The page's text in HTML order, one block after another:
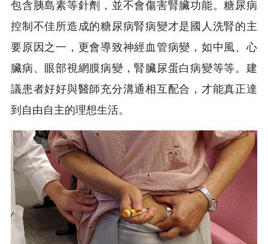
包含胰島素等針劑，並不會傷害腎臟功能。糖尿病
控制不佳所造成的糖尿病腎病變才是國人洗腎的主
要原因之一，更會導致神經血管病變，如中風、心
臟病、眼部視網膜病變，腎臟尿蛋白病變等等。建
議患者好好與醫師充分溝通相互配合，才能真正達
到自由自主的理想生活。